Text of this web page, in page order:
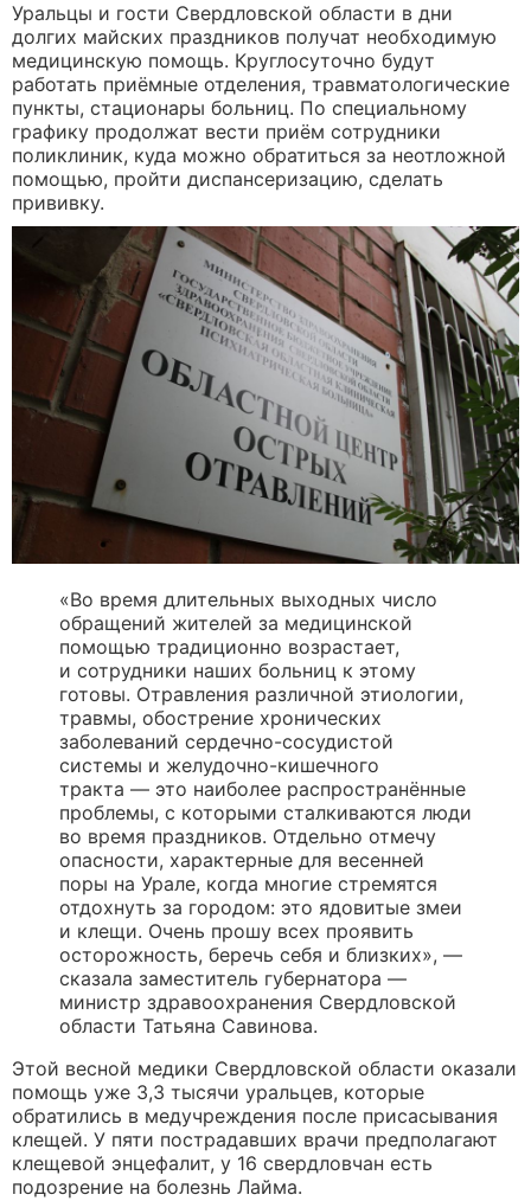
Уральцы и гости Свердловской области в дни
долгих майских праздников получат необходимую
медицинскую помощь. Круглосуточно будут
работать приёмные отделения, травматологические
пункты, стационары больниц. По специальному
графику продолжат вести приём сотрудники
поликлиник, куда можно обратиться за неотложной
помощью, пройти диспансеризацию, сделать
прививку.
«Во время длительных выходных число
обращений жителей за медицинской
помощью традиционно возрастает,
и сотрудники наших больниц к этому
готовы. Отравления различной этиологии,
травмы, обострение хронических
заболеваний сердечно-сосудистой
системы и желудочно-кишечного
тракта — это наиболее распространённые
проблемы, с которыми сталкиваются люди
во время праздников. Отдельно отмечу
опасности, характерные для весенней
поры на Урале, когда многие стремятся
отдохнуть за городом: это ядовитые змеи
и клещи. Очень прошу всех проявить
осторожность, беречь себя и близких», —
сказала заместитель губернатора —
министр здравоохранения Свердловской
области Татьяна Савинова.
Этой весной медики Свердловской области оказали
помощь уже 3,3 тысячи уральцев, которые
обратились в медучреждения после присасывания
клещей. У пяти пострадавших врачи предполагают
клещевой энцефалит, у 16 свердловчан есть
подозрение на болезнь Лайма.